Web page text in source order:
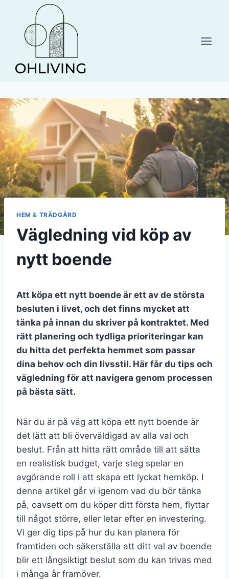
content
HEM & TRÄDGÅRD
Vägledning vid köp av
nytt boende
Att köpa ett nytt boende är ett av de största
besluten i livet, och det finns mycket att
tänka på innan du skriver på kontraktet. Med
rätt planering och tydliga prioriteringar kan
du hitta det perfekta hemmet som passar
dina behov och din livsstil. Här får du tips och
vägledning för att navigera genom processen
på bästa sätt.
När du är på väg att köpa ett nytt boende är
det lätt att bli överväldigad av alla val och
beslut. Från att hitta rätt område till att sätta
en realistisk budget, varje steg spelar en
avgörande roll i att skapa ett lyckat hemköp. I
denna artikel går vi igenom vad du bör tänka
på, oavsett om du köper ditt första hem, flyttar
till något större, eller letar efter en investering.
Vi ger dig tips på hur du kan planera för
framtiden och säkerställa att ditt val av boende
blir ett långsiktigt beslut som du kan trivas med
i många år framöver.